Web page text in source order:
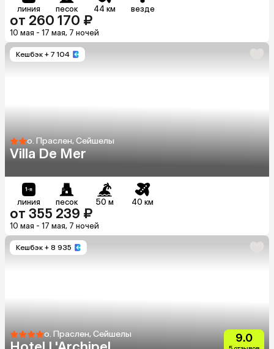
линия песок 44 км везде
от 260 170 ₽
10 мая - 17 мая, 7 ночей
Кешбэк + 7 104
о. Праслен, Сейшелы
Villa De Mer
линия песок 50 м 40 км
от 355 239 ₽
10 мая - 17 мая, 7 ночей
Кешбэк + 8 935
о. Праслен, Сейшелы 9.0